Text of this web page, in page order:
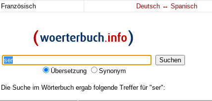
Französisch Deutsch ↔ Spanisch
Übersetzung
Synonym
Die Suche im Wörterbuch ergab folgende Treffer für "ser":